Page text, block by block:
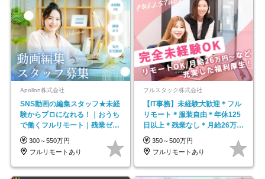
Apollon株式会社
SNS動画の編集スタッフ★未経
験からプロになれる！｜おうち
で働くフルリモート｜残業ゼロ
で18時退勤◎
300～550万円
フルリモートあり
フルスタック株式会社
【IT事務】未経験大歓迎＊フル
リモート＊服装自由＊年休125
日以上＊残業なし＊月給26万円
以上
350～500万円
フルリモートあり